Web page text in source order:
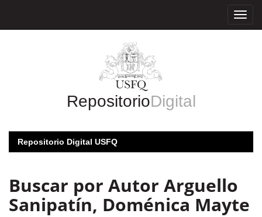
RepositorioDigital
Repositorio Digital USFQ
Buscar por Autor Arguello
Sanipatín, Doménica Mayte